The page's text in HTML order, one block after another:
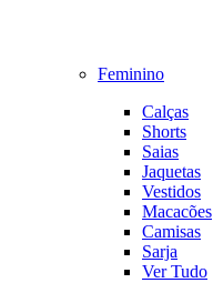
Feminino
Calças
Shorts
Saias
Jaquetas
Vestidos
Macacões
Camisas
Sarja
Ver Tudo